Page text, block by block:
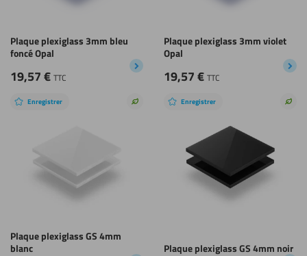
Plaque plexiglass 3mm bleu
foncé Opal
19,57€ TTC
Plaque plexiglass 3mm violet
Opal
19,57€ TTC
Enregistrer
Plaque plexiglass GS 4mm
blanc
Choix
Enregistrer
Plaque plexiglass GS 4mm noir